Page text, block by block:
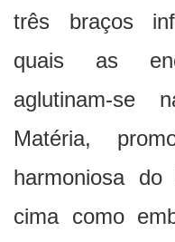
três braços
quais as
aglutinam-se
Matéria,
harmoniosa
cima como